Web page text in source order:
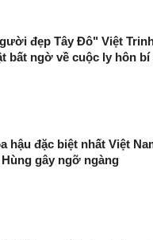
đẹp Tây Đô" Việt
bất ngờ về cuộc ly hôn bí
hậu đặc biệt nhất Việt
Hùng gây ngỡ ngàng